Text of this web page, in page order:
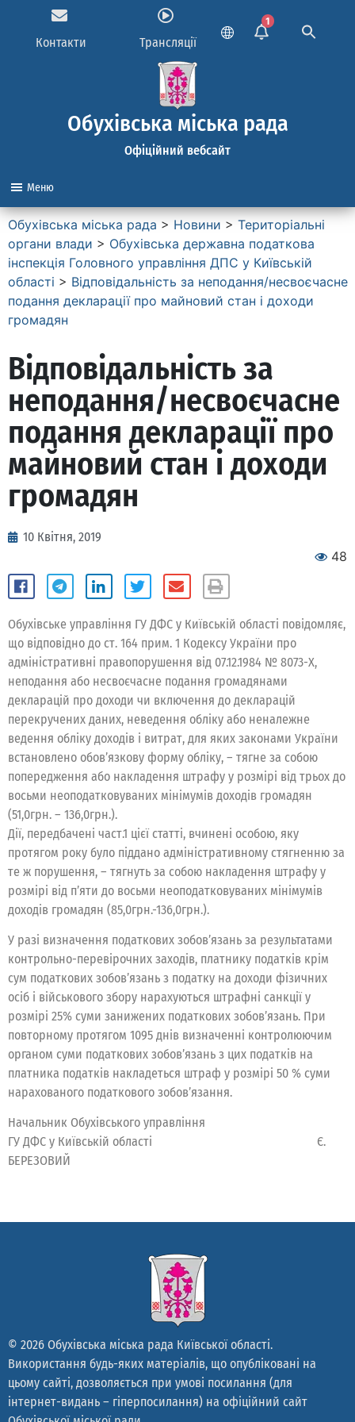
Контакти Трансляції
1
Обухівська міська рада
Офіційний вебсайт
Меню
Обухівська міська рада > Новини > Територіальні
органи влади > Обухівська державна податкова
інспекція Головного управління ДПС у Київській
області > Відповідальність за неподання/несвоєчасне
подання декларації про майновий стан і доходи
громадян
Відповідальність за
неподання/несвоєчасне
подання декларації про
майновий стан і доходи
громадян
10 Квітня, 2019
48
Обухівське управління ГУ ДФС у Київській області повідомляє,
що відповідно до ст. 164 прим. 1 Кодексу України про
адміністративні правопорушення від 07.12.1984 № 8073-Х,
неподання або несвоєчасне подання громадянами
декларацій про доходи чи включення до декларацій
перекручених даних, неведення обліку або неналежне
ведення обліку доходів і витрат, для яких законами України
встановлено обов’язкову форму обліку, – тягне за собою
попередження або накладення штрафу у розмірі від трьох до
восьми неоподатковуваних мінімумів доходів громадян
(51,0грн. – 136,0грн.).
Дії, передбачені част.1 цієї статті, вчинені особою, яку
протягом року було піддано адміністративному стягненню за
те ж порушення, – тягнуть за собою накладення штрафу у
розмірі від п’яти до восьми неоподатковуваних мінімумів
доходів громадян (85,0грн.-136,0грн.).
У разі визначення податкових зобов’язань за результатами
контрольно-перевірочних заходів, платнику податків крім
сум податкових зобов’язань з податку на доходи фізичних
осіб і військового збору нарахуються штрафні санкції у
розмірі 25% суми занижених податкових зобов’язань. При
повторному протягом 1095 днів визначенні контролюючим
органом суми податкових зобов’язань з цих податків на
платника податків накладеться штраф у розмірі 50 % суми
нарахованого податкового зобов’язання.
Начальник Обухівського управління
ГУ ДФС у Київській області Є.
БЕРЕЗОВИЙ
© 2026 Обухівська міська рада Київської області.
Використання будь-яких матеріалів, що опубліковані на
цьому сайті, дозволяється при умові посилання (для
інтернет-видань – гіперпосилання) на офіційний сайт